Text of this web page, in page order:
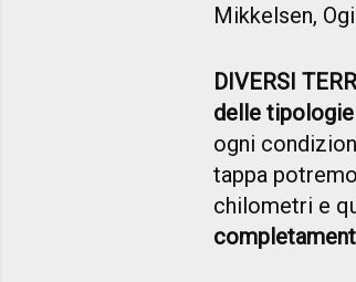
Mikkelsen,
DIVERSI
delle
ogni
tappa
chilometri e